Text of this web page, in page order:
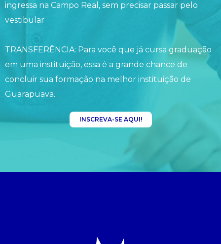
ingressa na Campo Real, sem precisar passar pelo
vestibular
TRANSFERÊNCIA: Para você que já cursa graduação
em uma instituição, essa é a grande chance de
concluir sua formação na melhor instituição de
Guarapuava.
INSCREVA-SE AQUI!